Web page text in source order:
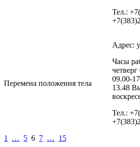
Тел.:
Перемена положения тела
Адрес:
Часы
09.00-
13.48
Тел.:
1
… 5 6 7 … 15